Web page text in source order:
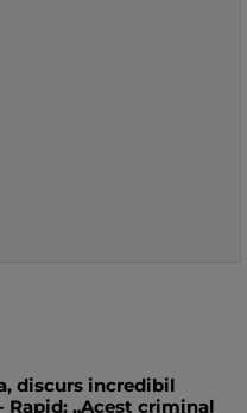
discurs incredibil
Rapid: „Acest criminal